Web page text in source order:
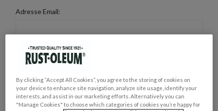
Adresse Email:
Mot de Passe :
By clicking “Accept All Cookies”, you agree to the storing of cookies on
your device to enhance site navigation, analyze site usage, identify your
interests, and assist in our marketing efforts. Alternatively you can
"Manage Cookies" to choose which categories of cookies you’re happy for